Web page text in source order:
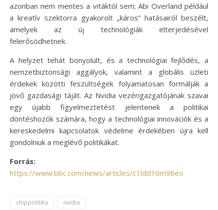
azonban nem mentes a vitáktól sem; Abi Overland például
a kreatív szektorra gyakorolt „káros” hatásairól beszélt,
amelyek az új technológiák elterjedésével
felerősödhetnek.
A helyzet tehát bonyolult, és a technológiai fejlődés, a
nemzetbiztonsági aggályok, valamint a globális üzleti
érdekek közötti feszültségek folyamatosan formálják a
jövő gazdasági táját. Az Nvidia vezérigazgatójának szavai
egy újabb figyelmeztetést jelentenek a politikai
döntéshozók számára, hogy a technológiai innovációk és a
kereskedelmi kapcsolatok védelme érdekében újra kell
gondolniuk a meglévő politikákat.
Forrás:
https://www.bbc.com/news/articles/c1ldd10m98eo
chippolitika nvidia